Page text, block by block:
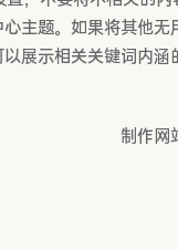
主题。如果将其他
展示相关关键词内
制作网